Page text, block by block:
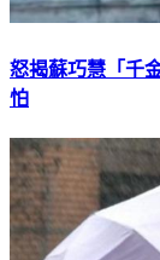
怒揭蘇巧慧「千
怕